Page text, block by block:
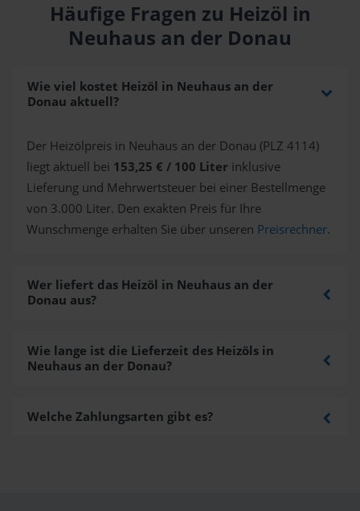
Häufige Fragen zu Heizöl in
Neuhaus an der Donau
Wie viel kostet Heizöl in Neuhaus an der
Donau aktuell?
Der Heizölpreis in Neuhaus an der Donau (PLZ 4114)
liegt aktuell bei 153,25 € / 100 Liter inklusive
Lieferung und Mehrwertsteuer bei einer Bestellmenge
von 3.000 Liter. Den exakten Preis für Ihre
Wunschmenge erhalten Sie über unseren Preisrechner.
Wer liefert das Heizöl in Neuhaus an der
Donau aus?
Wie lange ist die Lieferzeit des Heizöls in
Neuhaus an der Donau?
Welche Zahlungsarten gibt es?